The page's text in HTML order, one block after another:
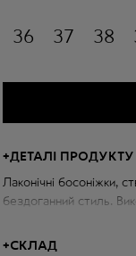
36 37 38
+ДЕТАЛІ ПРОДУКТУ
Лаконічні босоніжки,
бездоганний стиль.
модного акценту
+СКЛАД